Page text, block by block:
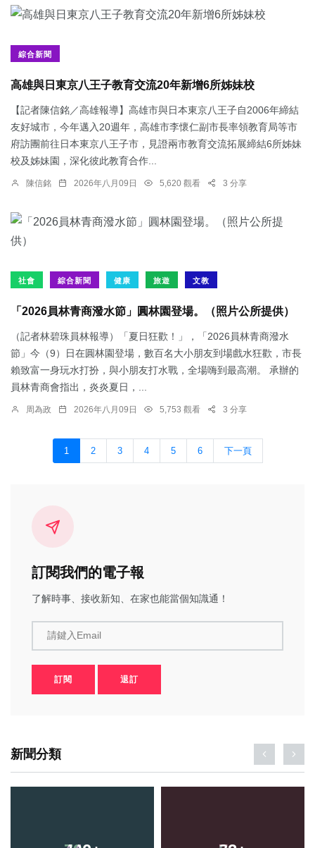
綜合新聞
高雄與日東京八王子教育交流20年新增6所姊妹校
【記者陳信銘／高雄報導】高雄市與日本東京八王子自2006年締結
友好城市，今年邁入20週年，高雄市李懷仁副市長率領教育局等市
府訪團前往日本東京八王子市，見證兩市教育交流拓展締結6所姊妹
校及姊妹園，深化彼此教育合作...
陳信銘 2026年八月09日 5,620 觀看 3 分享
社會 綜合新聞 健康 旅遊 文教
「2026員林青商潑水節」圓林園登場。（照片公所提供）
（記者林碧珠員林報導）「夏日狂歡！」，「2026員林青商潑水
節」今（9）日在圓林園登場，數百名大小朋友到場戲水狂歡，市長
賴致富一身玩水打扮，與小朋友打水戰，全場嗨到最高潮。 承辦的
員林青商會指出，炎炎夏日，...
周為政 2026年八月09日 5,753 觀看 3 分享
1 2 3 4 5 6 下一頁
訂閱我們的電子報
了解時事、接收新知、在家也能當個知識通！
請鍵入Email
訂閱 退訂
新聞分類